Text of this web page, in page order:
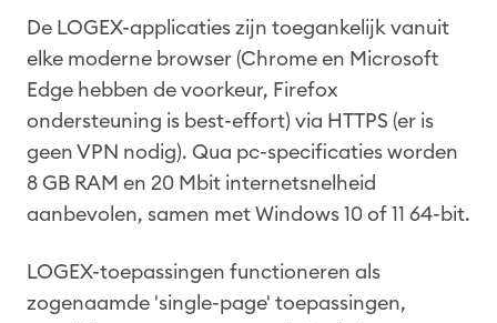
De LOGEX-applicaties zijn toegankelijk vanuit
elke moderne browser (Chrome en Microsoft
Edge hebben de voorkeur, Firefox
ondersteuning is best-effort) via HTTPS (er is
geen VPN nodig). Qua pc-specificaties worden
8 GB RAM en 20 Mbit internetsnelheid
aanbevolen, samen met Windows 10 of 11 64-bit.
LOGEX-toepassingen functioneren als
zogenaamde 'single-page' toepassingen,